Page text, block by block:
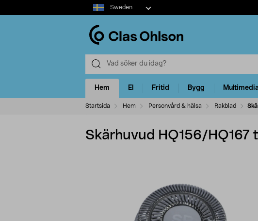
Select
market
Sweden
Hem El Fritid Bygg
Startsida Hem Personvård & hälsa Rakblad
Skärhuvud HQ156/